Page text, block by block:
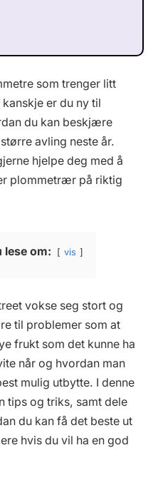
som trenger litt
er du ny til
du kan beskjære
avling neste år.
hjelpe deg med å
plommetrær på riktig
lese om: vis
vokse seg stort og
til problemer som at
frukt som det kunne ha
når og hvordan man
mulig utbytte. I denne
tips og triks, samt dele
du kan få det beste ut
hvis du vil ha en god